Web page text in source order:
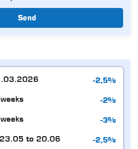
Send
-2,5%
-2%
-3%
23.05 to 20.06 -2,5%